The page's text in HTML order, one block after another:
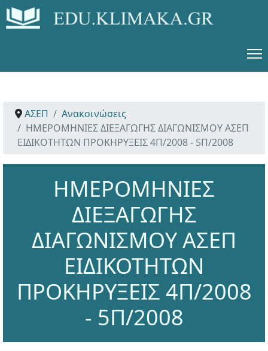
ΑΣΕΠ
Ανακοινώσεις
ΗΜΕΡΟΜΗΝΙΕΣ ΔΙΕΞΑΓΩΓΗΣ ΔΙΑΓΩΝΙΣΜΟΥ ΑΣΕΠ
ΕΙΔΙΚΟΤΗΤΩΝ ΠΡΟΚΗΡΥΞΕΙΣ 4Π/2008 - 5Π/2008
ΗΜΕΡΟΜΗΝΙΕΣ
ΔΙΕΞΑΓΩΓΗΣ
ΔΙΑΓΩΝΙΣΜΟΥ ΑΣΕΠ
ΕΙΔΙΚΟΤΗΤΩΝ
ΠΡΟΚΗΡΥΞΕΙΣ 4Π/2008
- 5Π/2008